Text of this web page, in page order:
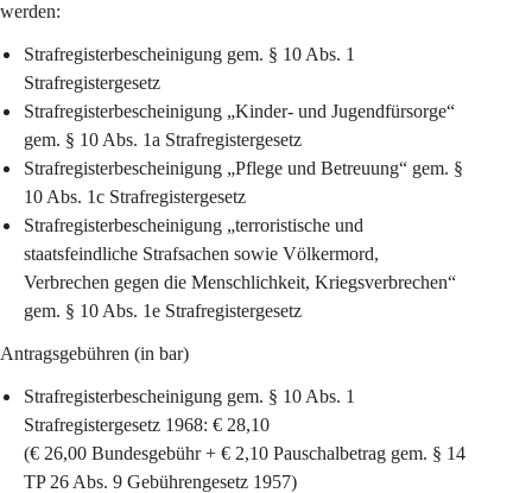
werden:
Strafregisterbescheinigung gem. § 10 Abs. 1
Strafregistergesetz
Strafregisterbescheinigung „Kinder- und Jugendfürsorge“
gem. § 10 Abs. 1a Strafregistergesetz
Strafregisterbescheinigung „Pflege und Betreuung“ gem. §
10 Abs. 1c Strafregistergesetz
Strafregisterbescheinigung „terroristische und
staatsfeindliche Strafsachen sowie Völkermord,
Verbrechen gegen die Menschlichkeit, Kriegsverbrechen“
gem. § 10 Abs. 1e Strafregistergesetz
Antragsgebühren (in bar)
Strafregisterbescheinigung gem. § 10 Abs. 1
Strafregistergesetz 1968: € 28,10
(€ 26,00 Bundesgebühr + € 2,10 Pauschalbetrag gem. § 14
TP 26 Abs. 9 Gebührengesetz 1957)